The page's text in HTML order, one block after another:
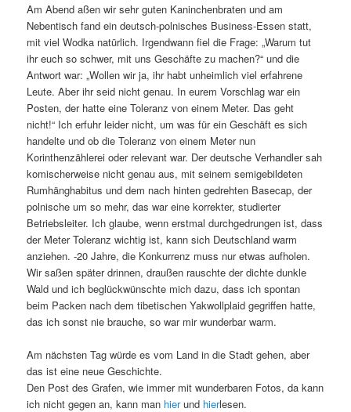
Am Abend aßen wir sehr guten Kaninchenbraten und am
Nebentisch fand ein deutsch-polnisches Business-Essen statt,
mit viel Wodka natürlich. Irgendwann fiel die Frage: „Warum tut
ihr euch so schwer, mit uns Geschäfte zu machen?“ und die
Antwort war: „Wollen wir ja, ihr habt unheimlich viel erfahrene
Leute. Aber ihr seid nicht genau. In eurem Vorschlag war ein
Posten, der hatte eine Toleranz von einem Meter. Das geht
nicht!“ Ich erfuhr leider nicht, um was für ein Geschäft es sich
handelte und ob die Toleranz von einem Meter nun
Korinthenzählerei oder relevant war. Der deutsche Verhandler sah
komischerweise nicht genau aus, mit seinem semigebildeten
Rumhänghabitus und dem nach hinten gedrehten Basecap, der
polnische um so mehr, das war eine korrekter, studierter
Betriebsleiter. Ich glaube, wenn erstmal durchgedrungen ist, dass
der Meter Toleranz wichtig ist, kann sich Deutschland warm
anziehen. -20 Jahre, die Konkurrenz muss nur etwas aufholen.
Wir saßen später drinnen, draußen rauschte der dichte dunkle
Wald und ich beglückwünschte mich dazu, dass ich spontan
beim Packen nach dem tibetischen Yakwollplaid gegriffen hatte,
das ich sonst nie brauche, so war mir wunderbar warm.
Am nächsten Tag würde es vom Land in die Stadt gehen, aber
das ist eine neue Geschichte.
Den Post des Grafen, wie immer mit wunderbaren Fotos, da kann
ich nicht gegen an, kann man hierund hierlesen.